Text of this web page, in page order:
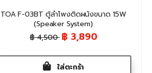
TOA F-03BT ตู้ลำโพงติดผนังขนาด 15W
(Speaker System)
฿ 4,500 ฿ 3,890
ใส่ตะกร้า